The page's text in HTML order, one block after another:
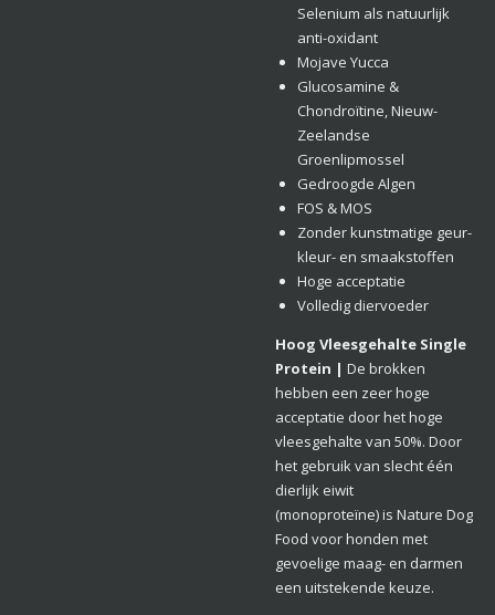
Selenium als natuurlijk
anti-oxidant
Mojave Yucca
Glucosamine &
Chondroïtine, Nieuw-
Zeelandse
Groenlipmossel
Gedroogde Algen
FOS & MOS
Zonder kunstmatige geur-
kleur- en smaakstoffen
Hoge acceptatie
Volledig diervoeder
Hoog Vleesgehalte Single
Protein | De brokken
hebben een zeer hoge
acceptatie door het hoge
vleesgehalte van 50%. Door
het gebruik van slecht één
dierlijk eiwit
(monoproteïne) is Nature Dog
Food voor honden met
gevoelige maag- en darmen
een uitstekende keuze.